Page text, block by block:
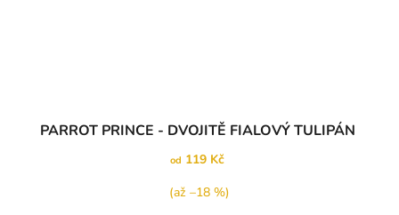
PARROT PRINCE - DVOJITĚ FIALOVÝ TULIPÁN
od 119 Kč
(až –18 %)